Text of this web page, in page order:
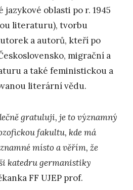
oblasti po r. 1945
literaturu), tvorbu
a autorů, kteří po
migrační a
a také feministickou a
literární vědu.
gratuluji, je to významný
fakultu, kde má
místo a věřím, že
katedru germanistiky
FF UJEP prof.